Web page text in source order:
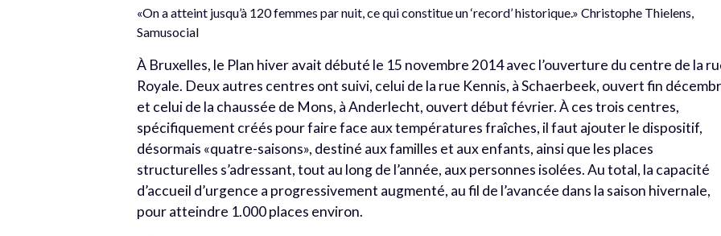
«On a atteint jusqu’à 120 femmes par nuit, ce qui constitue un ‘record’ historique.» Christophe Thielens,
Samusocial
À Bruxelles, le Plan hiver avait débuté le 15 novembre 2014 avec l’ouverture du centre de la
Royale. Deux autres centres ont suivi, celui de la rue Kennis, à Schaerbeek, ouvert fin
et celui de la chaussée de Mons, à Anderlecht, ouvert début février. À ces trois centres,
spécifiquement créés pour faire face aux températures fraîches, il faut ajouter le dispositif,
désormais «quatre-saisons», destiné aux familles et aux enfants, ainsi que les places
structurelles s’adressant, tout au long de l’année, aux personnes isolées. Au total, la capacité
d’accueil d’urgence a progressivement augmenté, au fil de l’avancée dans la saison hivernale,
pour atteindre 1.000 places environ.